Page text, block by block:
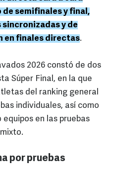
semifinales y final,
sincronizadas y de
en finales directas.
2026 constó de dos
Súper Final, en la que
del ranking general
individuales, así como
equipos en las pruebas
por pruebas